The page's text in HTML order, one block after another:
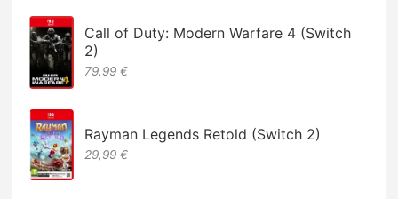
Call of Duty: Modern Warfare 4 (Switch
2)
79.99 €
Rayman Legends Retold (Switch 2)
29,99 €